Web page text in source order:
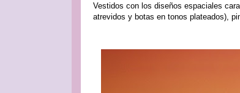
Vestidos con los diseños espaciales
atrevidos y botas en tonos plateados),